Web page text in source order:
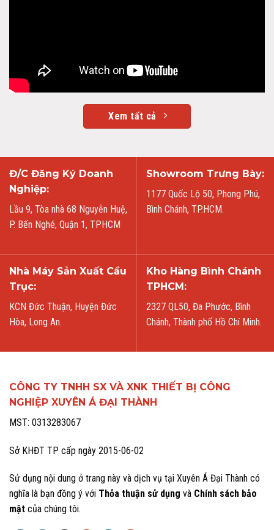
Xem tất cả
Đ/C Đăng Ký Doanh
Nghiệp:
Lầu 9, Tòa nhà 68 Nguyễn Huệ,
P. Bến Nghé, Quận 1, TPHCM
Showroom Trưng Bày:
1177 Quốc Lộ 50, Phong Phú,
Bình Chánh, TP.HCM.
Nhà Máy Sản Xuất Cầu
Trục:
KCN Đức Thuận, Huyện Đức
Hòa, Long An.
Kho Hàng Bình Chánh
TPHCM:
2327 QL50, Đa Phước, Bình
Chánh, Thành phố Hồ Chí Minh.
CÔNG TY TNHH SX VÀ XNK THIẾT BỊ CÔNG
NGHIỆP XUYÊN Á ĐẠI THÀNH
MST: 0313283067
Sở KHĐT TP cấp ngày 2015-06-02
Sử dụng nội dung ở trang này và dịch vụ tại Xuyên Á Đại Thành có
nghĩa là bạn đồng ý với Thỏa thuận sử dụng và Chính sách bảo
mật của chúng tôi.